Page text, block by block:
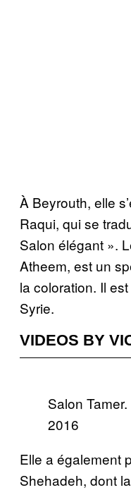
À Beyrouth, elle
Raqui, qui se
Salon élégant ».
Atheem, est un
la coloration. Il
Syrie.
VIDEOS BY
Salon
2016
Elle a également
Shehadeh, dont